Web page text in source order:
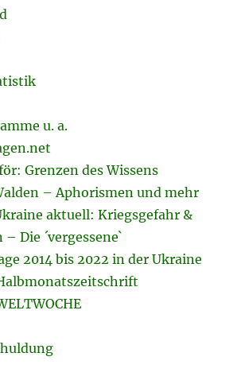
u. a.
Grenzen des Wissens
– Aphorismen und mehr
aktuell: Kriegsgefahr &
Die ´vergessene`
2014 bis 2022 in der Ukraine